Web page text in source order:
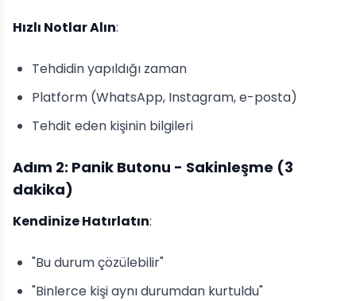
Hızlı Notlar Alın:
Tehdidin yapıldığı zaman
Platform (WhatsApp, Instagram, e-posta)
Tehdit eden kişinin bilgileri
Adım 2: Panik Butonu - Sakinleşme (3
dakika)
Kendinize Hatırlatın:
"Bu durum çözülebilir"
"Binlerce kişi aynı durumdan kurtuldu"